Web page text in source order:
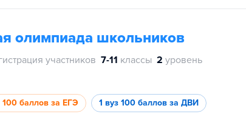
олимпиада школьников
участников 7-11 классы 2 уровень
100 баллов за ЕГЭ 1 вуз 100 баллов за ДВИ